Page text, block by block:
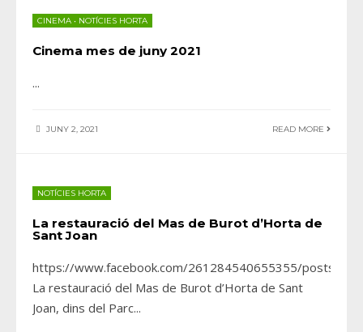
CINEMA • NOTÍCIES HORTA
Cinema mes de juny 2021
...
JUNY 2, 2021 READ MORE
NOTÍCIES HORTA
La restauració del Mas de Burot d’Horta de
Sant Joan
https://www.facebook.com/261284540655355/posts/
La restauració del Mas de Burot d’Horta de Sant
Joan, dins del Parc...